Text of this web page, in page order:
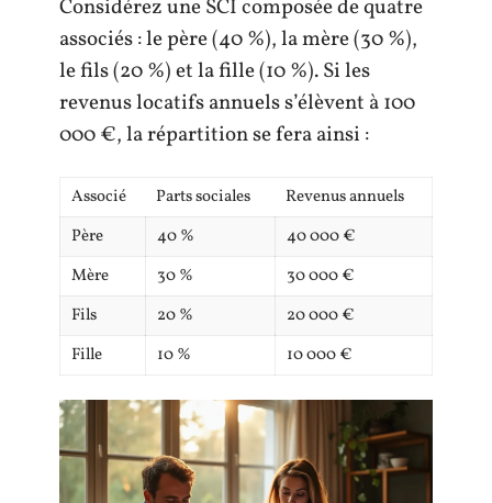
Considérez une SCI composée de quatre
associés : le père (40 %), la mère (30 %),
le fils (20 %) et la fille (10 %). Si les
revenus locatifs annuels s’élèvent à 100
000 €, la répartition se fera ainsi :
Associé Parts sociales
Revenus annuels
Père
40 %
40 000 €
Mère
30 %
30 000 €
Fils
20 %
20 000 €
Fille
10 % 10 000 €